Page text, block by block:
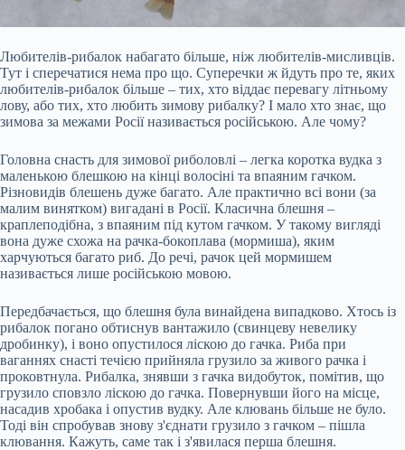
Любителів-рибалок набагато більше, ніж любителів-мисливців.
Тут і сперечатися нема про що. Суперечки ж йдуть про те, яких
любителів-рибалок більше – тих, хто віддає перевагу літньому
лову, або тих, хто любить зимову рибалку? І мало хто знає, що
зимова за межами Росії називається російською. Але чому?
Головна снасть для зимової риболовлі – легка коротка вудка з
маленькою блешкою на кінці волосіні та впаяним гачком.
Різновидів блешень дуже багато. Але практично всі вони (за
малим винятком) вигадані в Росії. Класична блешня –
краплеподібна, з впаяним під кутом гачком. У такому вигляді
вона дуже схожа на рачка-бокоплава (мормиша), яким
харчуються багато риб. До речі, рачок цей мормишем
називається лише російською мовою.
Передбачається, що блешня була винайдена випадково. Хтось із
рибалок погано обтиснув вантажило (свинцеву невелику
дробинку), і воно опустилося ліскою до гачка. Риба при
ваганнях снасті течією прийняла грузило за живого рачка і
проковтнула. Рибалка, знявши з гачка видобуток, помітив, що
грузило сповзло ліскою до гачка. Повернувши його на місце,
насадив хробака і опустив вудку. Але клювань більше не було.
Тоді він спробував знову з'єднати грузило з гачком – пішла
клювання. Кажуть, саме так і з'явилася перша блешня.